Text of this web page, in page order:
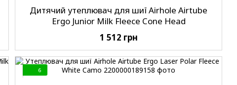
Дитячий утеплювач для шиї Airhole Airtube
Ergo Junior Milk Fleece Cone Head
1 512 грн
6